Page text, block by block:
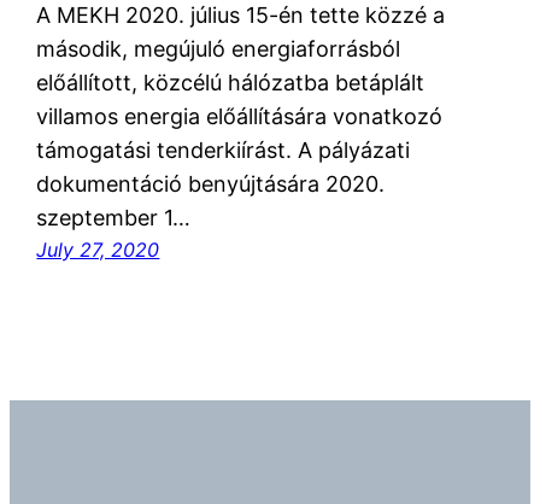
A MEKH 2020. július 15-én tette közzé a
második, megújuló energiaforrásból
előállított, közcélú hálózatba betáplált
villamos energia előállítására vonatkozó
támogatási tenderkiírást. A pályázati
dokumentáció benyújtására 2020.
szeptember 1…
July 27, 2020